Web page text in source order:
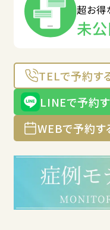
超お得
未公
TELで予約す
LINEで予約
WEBで予約す